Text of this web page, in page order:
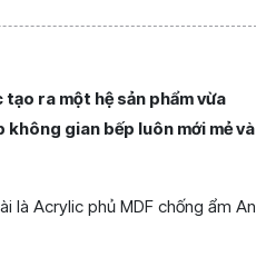
ra một hệ sản phẩm vừa
gian bếp luôn mới mẻ và
là Acrylic phủ MDF chống ẩm An